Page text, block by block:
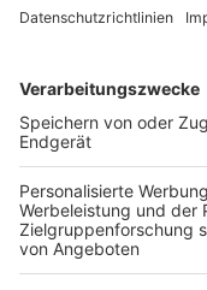
TOP-VEREINE
TOP-PARTNER